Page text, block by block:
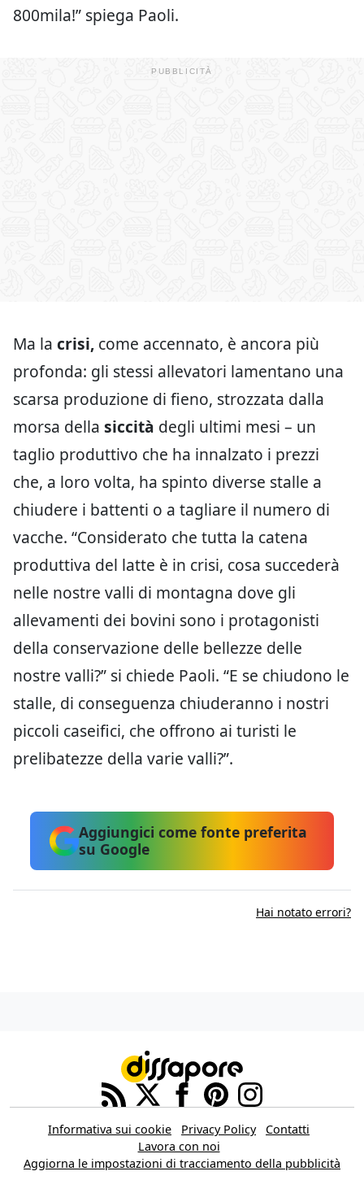
800mila!” spiega Paoli.
Ma la crisi, come accennato, è ancora più
profonda: gli stessi allevatori lamentano una
scarsa produzione di fieno, strozzata dalla
morsa della siccità degli ultimi mesi – un
taglio produttivo che ha innalzato i prezzi
che, a loro volta, ha spinto diverse stalle a
chiudere i battenti o a tagliare il numero di
vacche. “Considerato che tutta la catena
produttiva del latte è in crisi, cosa succederà
nelle nostre valli di montagna dove gli
allevamenti dei bovini sono i protagonisti
della conservazione delle bellezze delle
nostre valli?” si chiede Paoli. “E se chiudono le
stalle, di conseguenza chiuderanno i nostri
piccoli caseifici, che offrono ai turisti le
prelibatezze della varie valli?”.
Aggiungici come fonte preferita
su Google
Hai notato errori?
Informativa sui cookie Privacy Policy
Contatti
Lavora con noi
Aggiorna le impostazioni di tracciamento della pubblicità